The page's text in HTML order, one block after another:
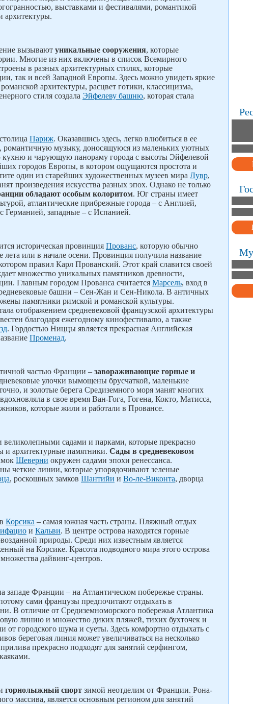
выставками и фестивалями, романтикой
архитектуры.
вызывают уникальные сооружения, которые
Многие из них включены в список Всемирного
в разных архитектурных стилях, которые
так и всей Западной Европы. Здесь можно увидеть яркие
архитектуры, расцвет готики, классицизма,
стиля создала Эйфелеву башню, которая стала
Париж. Оказавшись здесь, легко влюбиться в ее
романтичную музыку, доносящуюся из маленьких уютных
и чарующую панораму города с высоты Эйфелевой
городов Европы, в котором ощущаются простота и
один из старейших художественных музеев мира Лувр,
произведения искусства разных эпох. Однако не только
обладают особым колоритом. Юг страны имеет
атлантические прибрежные города – с Англией,
Германией, западные – с Испанией.
историческая провинция Прованс, которую обычно
лета или в начале осени. Провинция получила название
правил Карл Прованский. Этот край славится своей
множество уникальных памятников древности,
Главным городом Прованса считается Марсель, вход в
башни – Сен-Жан и Сен-Никола. В античных
памятники римской и романской культуры.
отображением средневековой французской архитектуры
благодаря ежегодному кинофестивалю, а также
. Гордостью Ниццы является прекрасная Английская
Променад.
частью Франции – завораживающие горные и
улочки вымощены брусчаткой, маленькие
и золотые берега Средиземного моря манят многих
в свое время Ван-Гога, Гогена, Кокто, Матисса,
которые жили и работали в Провансе.
садами и парками, которые прекрасно
и архитектурные памятники. Сады в средневековом
Шеверни окружен садами эпохи ренессанса.
четкие линии, которые упорядочивают зеленые
, роскошных замков Шантийи и Во-ле-Виконта, дворца
Корсика – самая южная часть страны. Пляжный отдых
и Кальви. В центре острова находятся горные
природы. Среди них известным является
на Корсике. Красота подводного мира этого острова
дайвинг-центров.
западе Франции – на Атлантическом побережье страны.
сами французы предпочитают отдыхать в
В отличие от Средиземноморского побережья Атлантика
линию и множество диких пляжей, тихих бухточек и
от городского шума и суеты. Здесь комфортно отдыхать с
береговая линия может увеличиваться на несколько
прекрасно подходят для занятий серфингом,
горнолыжный спорт зимой неотделим от Франции. Рона-
массива, является основным регионом для занятий